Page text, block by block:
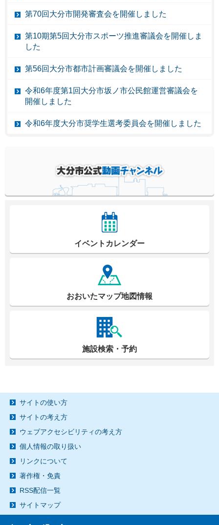
第70回大分市開発審査会を開催しました
第10期第5回大分市スポーツ推進審議会を開催しま
した
第56回大分市都市計画審議会を開催しました
令和6年度第1回大分市坂ノ市公民館運営審議会を
開催しました
令和6年度大分市奨学生選考委員会を開催しました
イベントカレンダー
おおいたマップ地図情報
施設検索・予約
サイトの使い方
サイトの考え方
ウェブアクセシビリティの考え方
個人情報の取り扱い
リンクについて
著作権・免責
RSS配信一覧
サイトマップ